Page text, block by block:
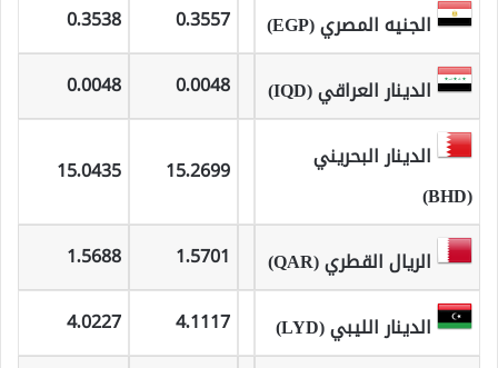
الجنيه المصري (EGP) 0.3557
0.3538
الدينار العراقي (IQD) 0.0048
0.0048
الدينار البحريني
(BHD)
15.2699
15.0435
الريال القطري (QAR) 1.5701
1.5688
الدينار الليبي (LYD) 4.1117
4.0227